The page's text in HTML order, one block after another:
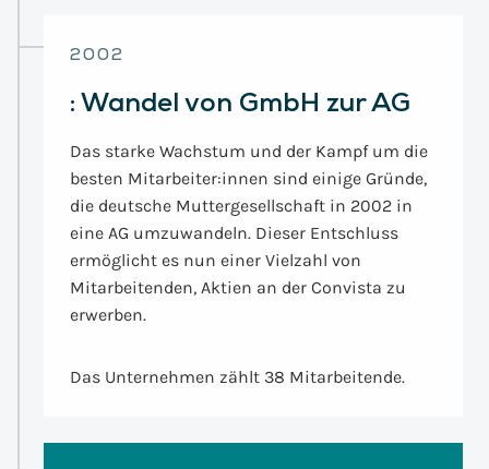
2002
:Wandel von GmbH zur AG
Das starke Wachstum und der Kampf um die
besten Mitarbeiter:innen sind einige Gründe,
die deutsche Muttergesellschaft in 2002 in
eine AG umzuwandeln. Dieser Entschluss
ermöglicht es nun einer Vielzahl von
Mitarbeitenden, Aktien an der Convista zu
erwerben.
Das Unternehmen zählt 38 Mitarbeitende.